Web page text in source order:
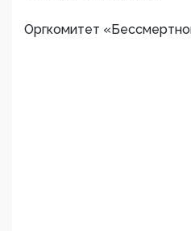
Оргкомитет